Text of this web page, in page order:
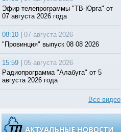
Эфир телепрограммы "ТВ-Юрга" от
07 августа 2026 года
08:10 |
07 августа 2026
"Провинция" выпуск 08 08 2026
15:59 |
05 августа 2026
Радиопрограмма "Алабуга" от 5
августа 2026 года
Все видео